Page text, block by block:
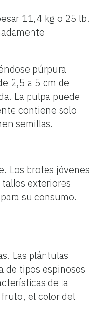
11,4 kg o 25 lb.
púrpura
2,5 a 5 cm de
La pulpa puede
contiene solo
semillas.
Los brotes jóvenes
exteriores
su consumo.
Las plántulas
de tipos espinosos
de la
el color del